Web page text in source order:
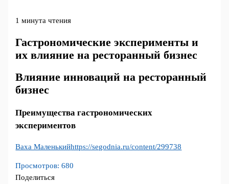
1 минута чтения
Гастрономические эксперименты и
их влияние на ресторанный бизнес
Влияние инноваций на ресторанный
бизнес
Преимущества гастрономических
экспериментов
Ваха Маленькийhttps://segodnia.ru/content/299738
Просмотров: 680
Поделиться